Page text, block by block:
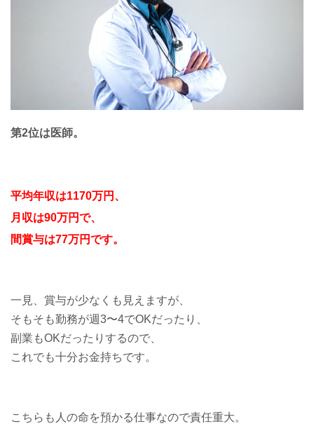
第2位は医師。
平均年収は1170万円、
月収は90万円で、
間賞与は77万円です。
一見、賞与が少なくも見えますが、
そもそも勤務が週3〜4でOKだったり、
副業もOKだったりするので、
これでも十分お金持ちです。
こちらも人の命を預かる仕事なので責任重大。